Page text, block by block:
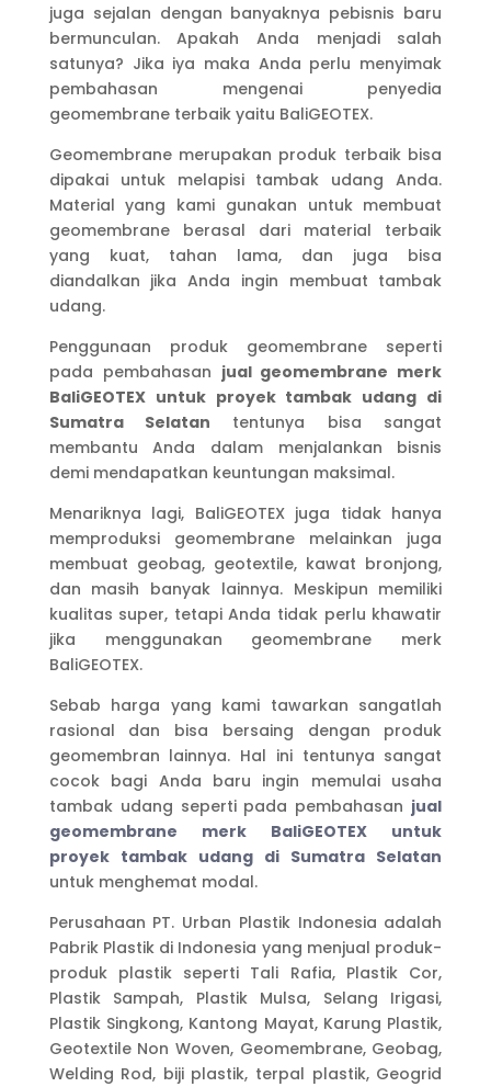
juga sejalan dengan banyaknya pebisnis baru
bermunculan. Apakah Anda menjadi salah
satunya? Jika iya maka Anda perlu menyimak
pembahasan mengenai penyedia
geomembrane terbaik yaitu BaliGEOTEX.
Geomembrane merupakan produk terbaik bisa
dipakai untuk melapisi tambak udang Anda.
Material yang kami gunakan untuk membuat
geomembrane berasal dari material terbaik
yang kuat, tahan lama, dan juga bisa
diandalkan jika Anda ingin membuat tambak
udang.
Penggunaan produk geomembrane seperti
pada pembahasan jual geomembrane merk
BaliGEOTEX untuk proyek tambak udang di
Sumatra Selatan tentunya bisa sangat
membantu Anda dalam menjalankan bisnis
demi mendapatkan keuntungan maksimal.
Menariknya lagi, BaliGEOTEX juga tidak hanya
memproduksi geomembrane melainkan juga
membuat geobag, geotextile, kawat bronjong,
dan masih banyak lainnya. Meskipun memiliki
kualitas super, tetapi Anda tidak perlu khawatir
jika menggunakan geomembrane merk
BaliGEOTEX.
Sebab harga yang kami tawarkan sangatlah
rasional dan bisa bersaing dengan produk
geomembran lainnya. Hal ini tentunya sangat
cocok bagi Anda baru ingin memulai usaha
tambak udang seperti pada pembahasan jual
geomembrane merk BaliGEOTEX untuk
proyek tambak udang di Sumatra Selatan
untuk menghemat modal.
Perusahaan PT. Urban Plastik Indonesia adalah
Pabrik Plastik di Indonesia yang menjual produk-
produk plastik seperti Tali Rafia, Plastik Cor,
Plastik Sampah, Plastik Mulsa, Selang Irigasi,
Plastik Singkong, Kantong Mayat, Karung Plastik,
Geotextile Non Woven, Geomembrane, Geobag,
Welding Rod, biji plastik, terpal plastik, Geogrid